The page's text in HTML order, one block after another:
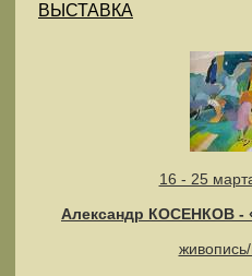
ВЫСТАВКА
16 - 25
Александр КОСЕНКОВ